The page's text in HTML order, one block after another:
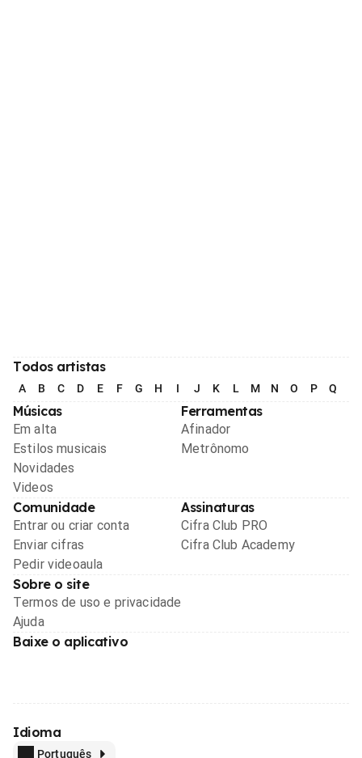
Todos artistas
A B C D E F G H I J K L M N O P Q
Músicas
Em alta
Estilos musicais
Novidades
Videos
Ferramentas
Afinador
Metrônomo
Comunidade
Entrar ou criar conta
Enviar cifras
Pedir videoaula
Assinaturas
Cifra Club PRO
Cifra Club Academy
Sobre o site
Termos de uso e privacidade
Ajuda
Baixe o aplicativo
Idioma
Português